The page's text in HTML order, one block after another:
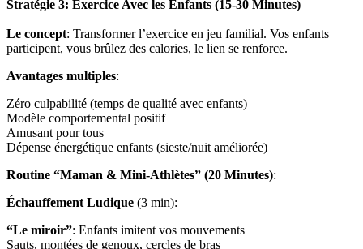
Stratégie 3: Exercice Avec les Enfants (15-30 Minutes)
Le concept: Transformer l’exercice en jeu familial. Vos enfants
participent, vous brûlez des calories, le lien se renforce.
Avantages multiples:
Zéro culpabilité (temps de qualité avec enfants)
Modèle comportemental positif
Amusant pour tous
Dépense énergétique enfants (sieste/nuit améliorée)
Routine “Maman & Mini-Athlètes” (20 Minutes):
Échauffement Ludique (3 min):
“Le miroir”: Enfants imitent vos mouvements
Sauts, montées de genoux, cercles de bras